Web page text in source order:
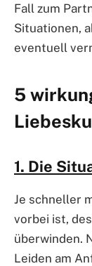
Fall zum
Situationen,
eventuell
5
1. Die
Je schneller
vorbei ist,
überwinden.
Leiden am